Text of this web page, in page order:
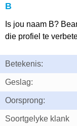
B
Is jou naam B?
die profiel te
Betekenis:
Geslag:
Oorsprong:
Soortgelyke klank